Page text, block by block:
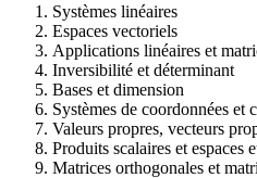
Systèmes linéaires
Espaces vectoriels
Applications linéaires et
Inversibilité et déterminant
Bases et dimension
Systèmes de coordonnées et
Valeurs propres, vecteurs
Produits scalaires et espaces
Matrices orthogonales et